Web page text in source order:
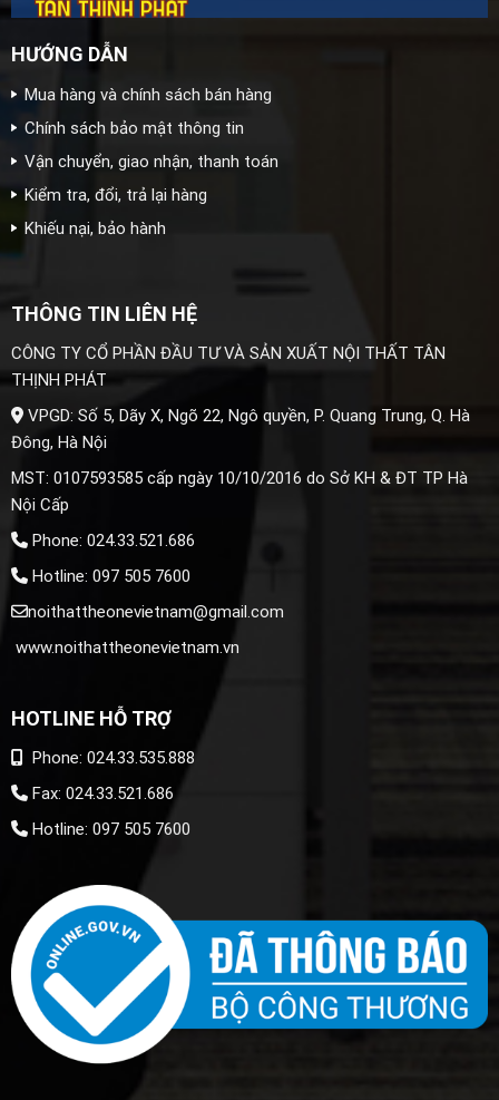
HƯỚNG DẪN
Mua hàng và chính sách bán hàng
Chính sách bảo mật thông tin
Vận chuyển, giao nhận, thanh toán
Kiểm tra, đổi, trả lại hàng
Khiếu nại, bảo hành
THÔNG TIN LIÊN HỆ
CÔNG TY CỔ PHẦN ĐẦU TƯ VÀ SẢN XUẤT NỘI THẤT TÂN
THỊNH PHÁT
VPGD: Số 5, Dãy X, Ngõ 22, Ngô quyền, P. Quang Trung, Q. Hà
Đông, Hà Nội
MST: 0107593585 cấp ngày 10/10/2016 do Sở KH & ĐT TP Hà
Nội Cấp
Phone: 024.33.521.686
Hotline: 097 505 7600
noithattheonevietnam@gmail.com
www.noithattheonevietnam.vn
HOTLINE HỖ TRỢ
Phone: 024.33.535.888
Fax: 024.33.521.686
Hotline: 097 505 7600